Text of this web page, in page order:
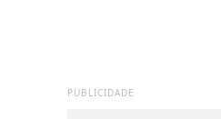
PUBLICIDADE